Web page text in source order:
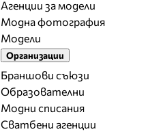
Агенции за модели
Модна фотография
Модели
Организации
Браншови съюзи
Образователни
Модни списания
Сватбени агенции